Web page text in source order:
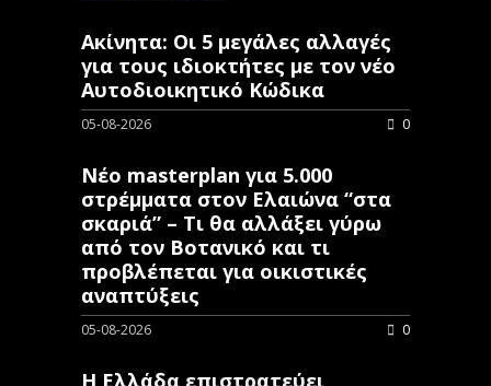
Ακίνητα: Οι 5 μεγάλες αλλαγές
για τους ιδιοκτήτες με τον νέο
Αυτοδιοικητικό Κώδικα
05-08-2026 0
Νέο masterplan για 5.000
στρέμματα στον Ελαιώνα “στα
σκαριά” – Τι θα αλλάξει γύρω
από τον Βοτανικό και τι
προβλέπεται για οικιστικές
αναπτύξεις
05-08-2026 0